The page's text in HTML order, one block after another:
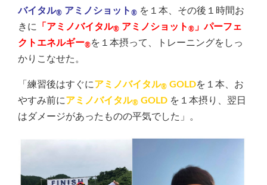
バイタル® アミノショット ® を１本、その後１時間お
きに
「アミノバイタル® アミノショット ® 」パーフェ
クトエネルギー®を１本摂って、トレーニングをしっ
かりこなせた。
「練習後はすぐにアミノバイタル® GOLDを１本、お
やすみ前にアミノバイタル® GOLD を１本摂り、翌日
はダメージがあったものの平気でした」。